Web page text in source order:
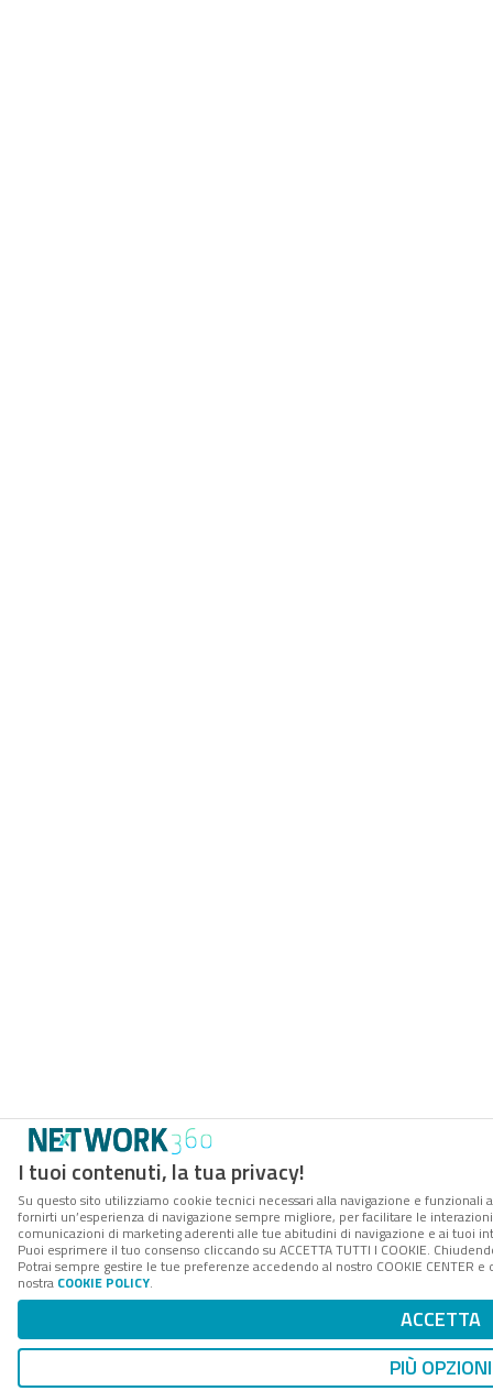
I tuoi contenuti, la tua privacy!
Su questo sito utilizziamo cookie tecnici necessari alla navigazione e
fornirti un’esperienza di navigazione sempre migliore, per facilitare le
comunicazioni di marketing aderenti alle tue abitudini di navigazione e ai tuoi
Puoi esprimere il tuo consenso cliccando su ACCETTA TUTTI I COOKIE.
Potrai sempre gestire le tue preferenze accedendo al nostro COOKIE
nostra COOKIE POLICY.
ACCETTA
PIÙ OPZIONI